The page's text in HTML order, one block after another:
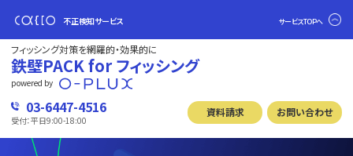
不正検知サービス サービスTOPへ
フィッシング対策を網羅的・効果的に
鉄壁PACK for フィッシング
powered by
03-6447-4516
受付：平日9:00-18:00
資料請求 お問い合わせ